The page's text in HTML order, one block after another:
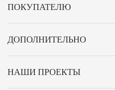
ПОКУПАТЕЛЮ
ДОПОЛНИТЕЛЬНО
НАШИ ПРОЕКТЫ